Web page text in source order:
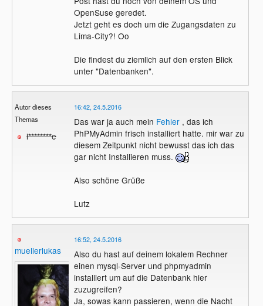
Tut mir leid , aber das ist falsch !
Das war mal ein guter Ansatz , aber bei
bzw.eigentlich ganz einfach.
OpenSuse geredet.
Jetzt geht es doch um die Zugangsdaten zu
Lima-City?! Oo
Die findest du ziemlich auf den ersten Blick
unter "Datenbanken".
Autor dieses
Themas
l********e
16:42, 24.5.2016
Das war ja auch mein Fehler, das ich
PhPMyAdmin frisch installiert hatte. mir war zu
diesem Zeitpunkt nicht bewusst das ich das
gar nicht Installieren muss.
Also schöne Grüße
Lutz
muellerlukas
16:52, 24.5.2016
Also du hast auf deinem lokalem Rechner
einen mysql-Server und phpmyadmin
installiert um auf die Datenbank hier
zuzugreifen?
Ja, sowas kann passieren, wenn die Nacht